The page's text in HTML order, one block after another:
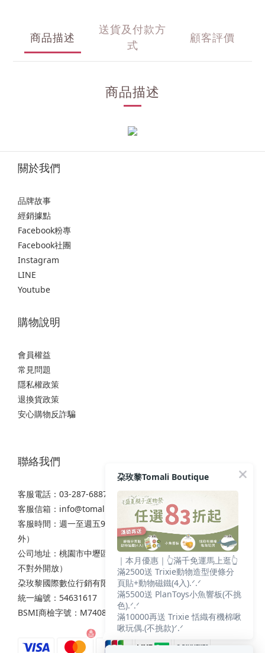
商品描述
送貨及付款方
式
顧客評價
商品描述
關於我們
品牌故事
經銷據點
Facebook粉專
Facebook社團
Instagram
LINE
Youtube
購物說明
會員權益
常見問題
隱私權政策
退換貨政策
安心購物反詐騙
聯絡我們
客服電話：03-287-6887
客服信箱： info@tomali.com.tw
客服時間：週一至週五9:00-12:00 / 13:00-17:00（國定假日除
外）
公司地址：桃園市中壢區西園路111之2號7樓（非實體店面，
不對外開放）
朶玫黎國際數位行銷有限公司
統一編號：54631617
BSMI商檢字號：M74086
朶玫黎Tomali Boutique
｜本月優惠｜👆滿千免運馬上逛👆
滿2500送 Trixie動物造型便條分
頁貼+動物磁鐵(4入).ᐟ.ᐟ
滿5500送 PlanToys小魚響板(不挑
色).ᐟ.ᐟ
滿10000再送 Trixie 恬織有機棉啾
啾玩偶.(不挑款)ᐟ.ᐟ